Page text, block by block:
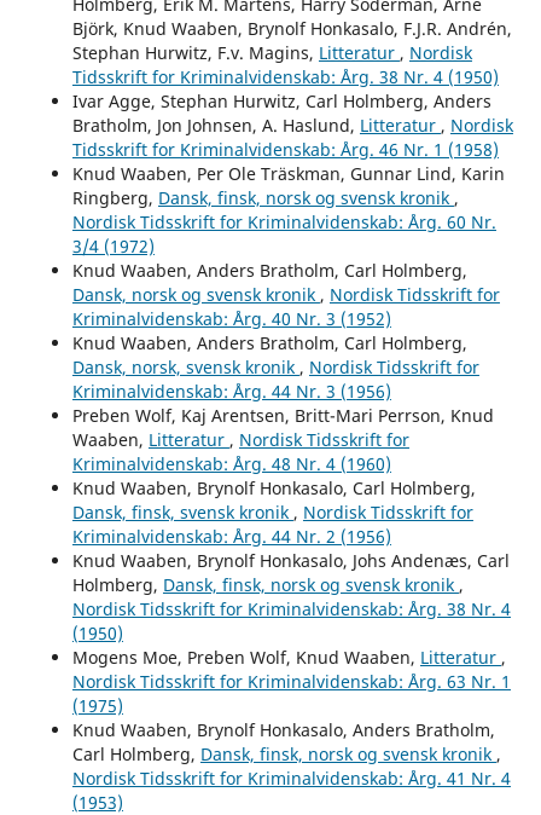
Björk, Knud Waaben, Brynolf Honkasalo, F.J.R. Andrén,
Stephan Hurwitz, F.v. Magins, Litteratur , Nordisk
Tidsskrift for Kriminalvidenskab: Årg. 38 Nr. 4 (1950)
Ivar Agge, Stephan Hurwitz, Carl Holmberg, Anders
Bratholm, Jon Johnsen, A. Haslund, Litteratur , Nordisk
Tidsskrift for Kriminalvidenskab: Årg. 46 Nr. 1 (1958)
Knud Waaben, Per Ole Träskman, Gunnar Lind, Karin
Ringberg, Dansk, finsk, norsk og svensk kronik ,
Nordisk Tidsskrift for Kriminalvidenskab: Årg. 60 Nr.
3/4 (1972)
Knud Waaben, Anders Bratholm, Carl Holmberg,
Dansk, norsk og svensk kronik , Nordisk Tidsskrift for
Kriminalvidenskab: Årg. 40 Nr. 3 (1952)
Knud Waaben, Anders Bratholm, Carl Holmberg,
Dansk, norsk, svensk kronik , Nordisk Tidsskrift for
Kriminalvidenskab: Årg. 44 Nr. 3 (1956)
Preben Wolf, Kaj Arentsen, Britt-Mari Perrson, Knud
Waaben, Litteratur , Nordisk Tidsskrift for
Kriminalvidenskab: Årg. 48 Nr. 4 (1960)
Knud Waaben, Brynolf Honkasalo, Carl Holmberg,
Dansk, finsk, svensk kronik , Nordisk Tidsskrift for
Kriminalvidenskab: Årg. 44 Nr. 2 (1956)
Knud Waaben, Brynolf Honkasalo, Johs Andenæs, Carl
Holmberg, Dansk, finsk, norsk og svensk kronik ,
Nordisk Tidsskrift for Kriminalvidenskab: Årg. 38 Nr. 4
(1950)
Mogens Moe, Preben Wolf, Knud Waaben, Litteratur ,
Nordisk Tidsskrift for Kriminalvidenskab: Årg. 63 Nr. 1
(1975)
Knud Waaben, Brynolf Honkasalo, Anders Bratholm,
Carl Holmberg, Dansk, finsk, norsk og svensk kronik ,
Nordisk Tidsskrift for Kriminalvidenskab: Årg. 41 Nr. 4
(1953)